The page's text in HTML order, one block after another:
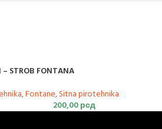
– STROB FONTANA
,Fontane,Sitna pirotehnika
200,00рсд